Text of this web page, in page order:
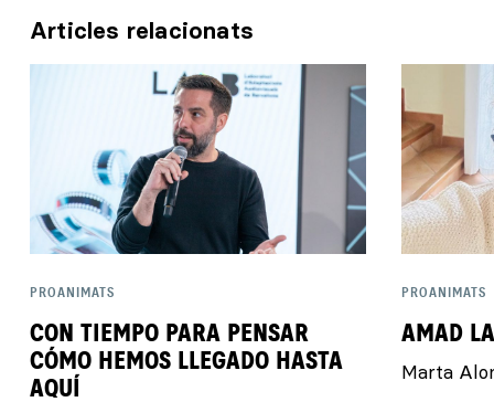
Articles relacionats
PROANIMATS
CON TIEMPO PARA PENSAR
CÓMO HEMOS LLEGADO HASTA
AQUÍ
PROANIMATS
AMAD
Marta